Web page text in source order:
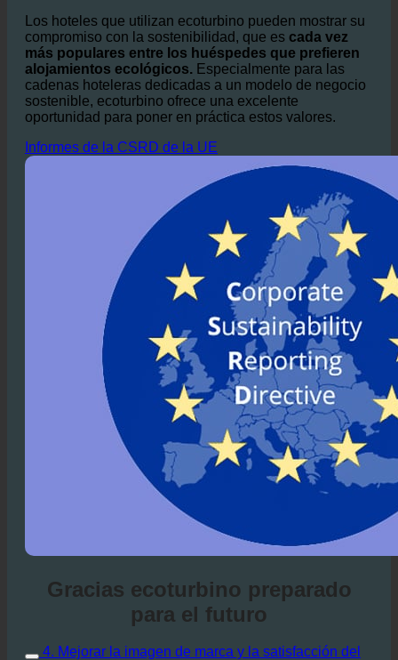
alojamientos ecológicos.Especialmente para las
cadenas hoteleras dedicadas a un modelo de negocio
sostenible, ecoturbino ofrece una excelente
oportunidad para poner en práctica estos valores.
Informes de la CSRD de la UE
Gracias ecoturbino preparado
4. Mejorar la imagen de marca y la satisfacción del